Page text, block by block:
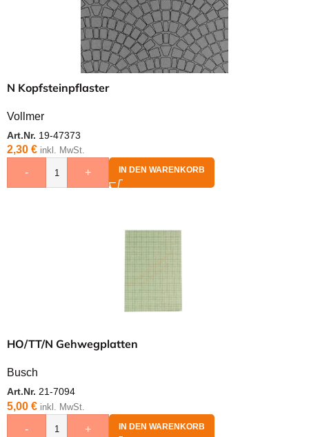
N Kopfsteinpflaster
Vollmer
Art.Nr. 19-47373
2,30 € inkl. MwSt.
- + IN DEN WARENKORB
HO/TT/N Gehwegplatten
Busch
Art.Nr. 21-7094
5,00 € inkl. MwSt.
- + IN DEN WARENKORB